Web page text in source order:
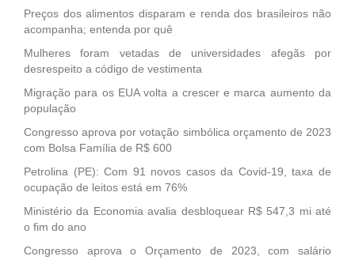
Preços dos alimentos disparam e renda dos brasileiros não
acompanha; entenda por quê
Mulheres foram vetadas de universidades afegãs por
desrespeito a código de vestimenta
Migração para os EUA volta a crescer e marca aumento da
população
Congresso aprova por votação simbólica orçamento de 2023
com Bolsa Família de R$ 600
Petrolina (PE): Com 91 novos casos da Covid-19, taxa de
ocupação de leitos está em 76%
Ministério da Economia avalia desbloquear R$ 547,3 mi até
o fim do ano
Congresso aprova o Orçamento de 2023, com salário